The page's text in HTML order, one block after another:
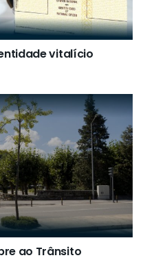
vitalício
ao Trânsito